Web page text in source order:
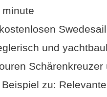
minute
und
zu: